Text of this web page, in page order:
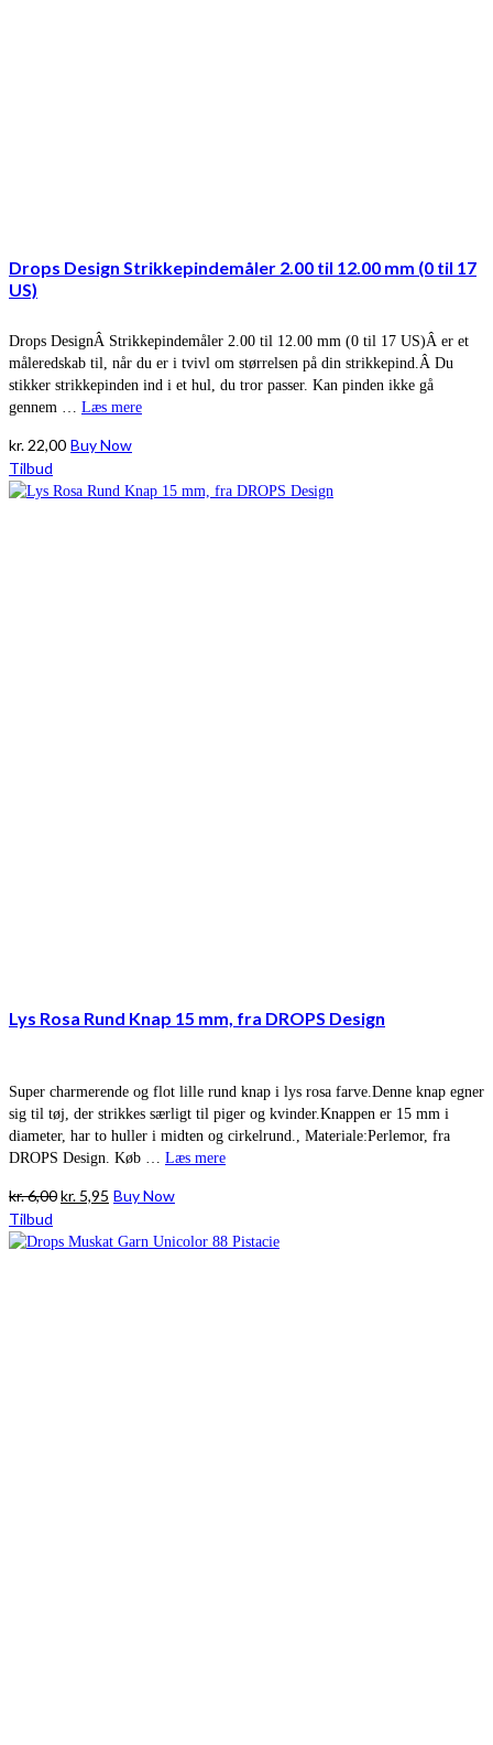
Drops Design Strikkepindemåler 2.00 til 12.00 mm (0 til 17
US)
Drops DesignÂ Strikkepindemåler 2.00 til 12.00 mm (0 til 17 US)Â er et
måleredskab til, når du er i tvivl om størrelsen på din strikkepind.Â Du
stikker strikkepinden ind i et hul, du tror passer. Kan pinden ikke gå
gennem … Læs mere
kr. 22,00 Buy Now
Tilbud
Lys Rosa Rund Knap 15 mm, fra DROPS Design
Super charmerende og flot lille rund knap i lys rosa farve.Denne knap egner
sig til tøj, der strikkes særligt til piger og kvinder.Knappen er 15 mm i
diameter, har to huller i midten og cirkelrund., Materiale:Perlemor, fra
DROPS Design. Køb … Læs mere
kr.6,00Den
pris
kr. 5,95 Den
pris
Buy Now
Tilbud